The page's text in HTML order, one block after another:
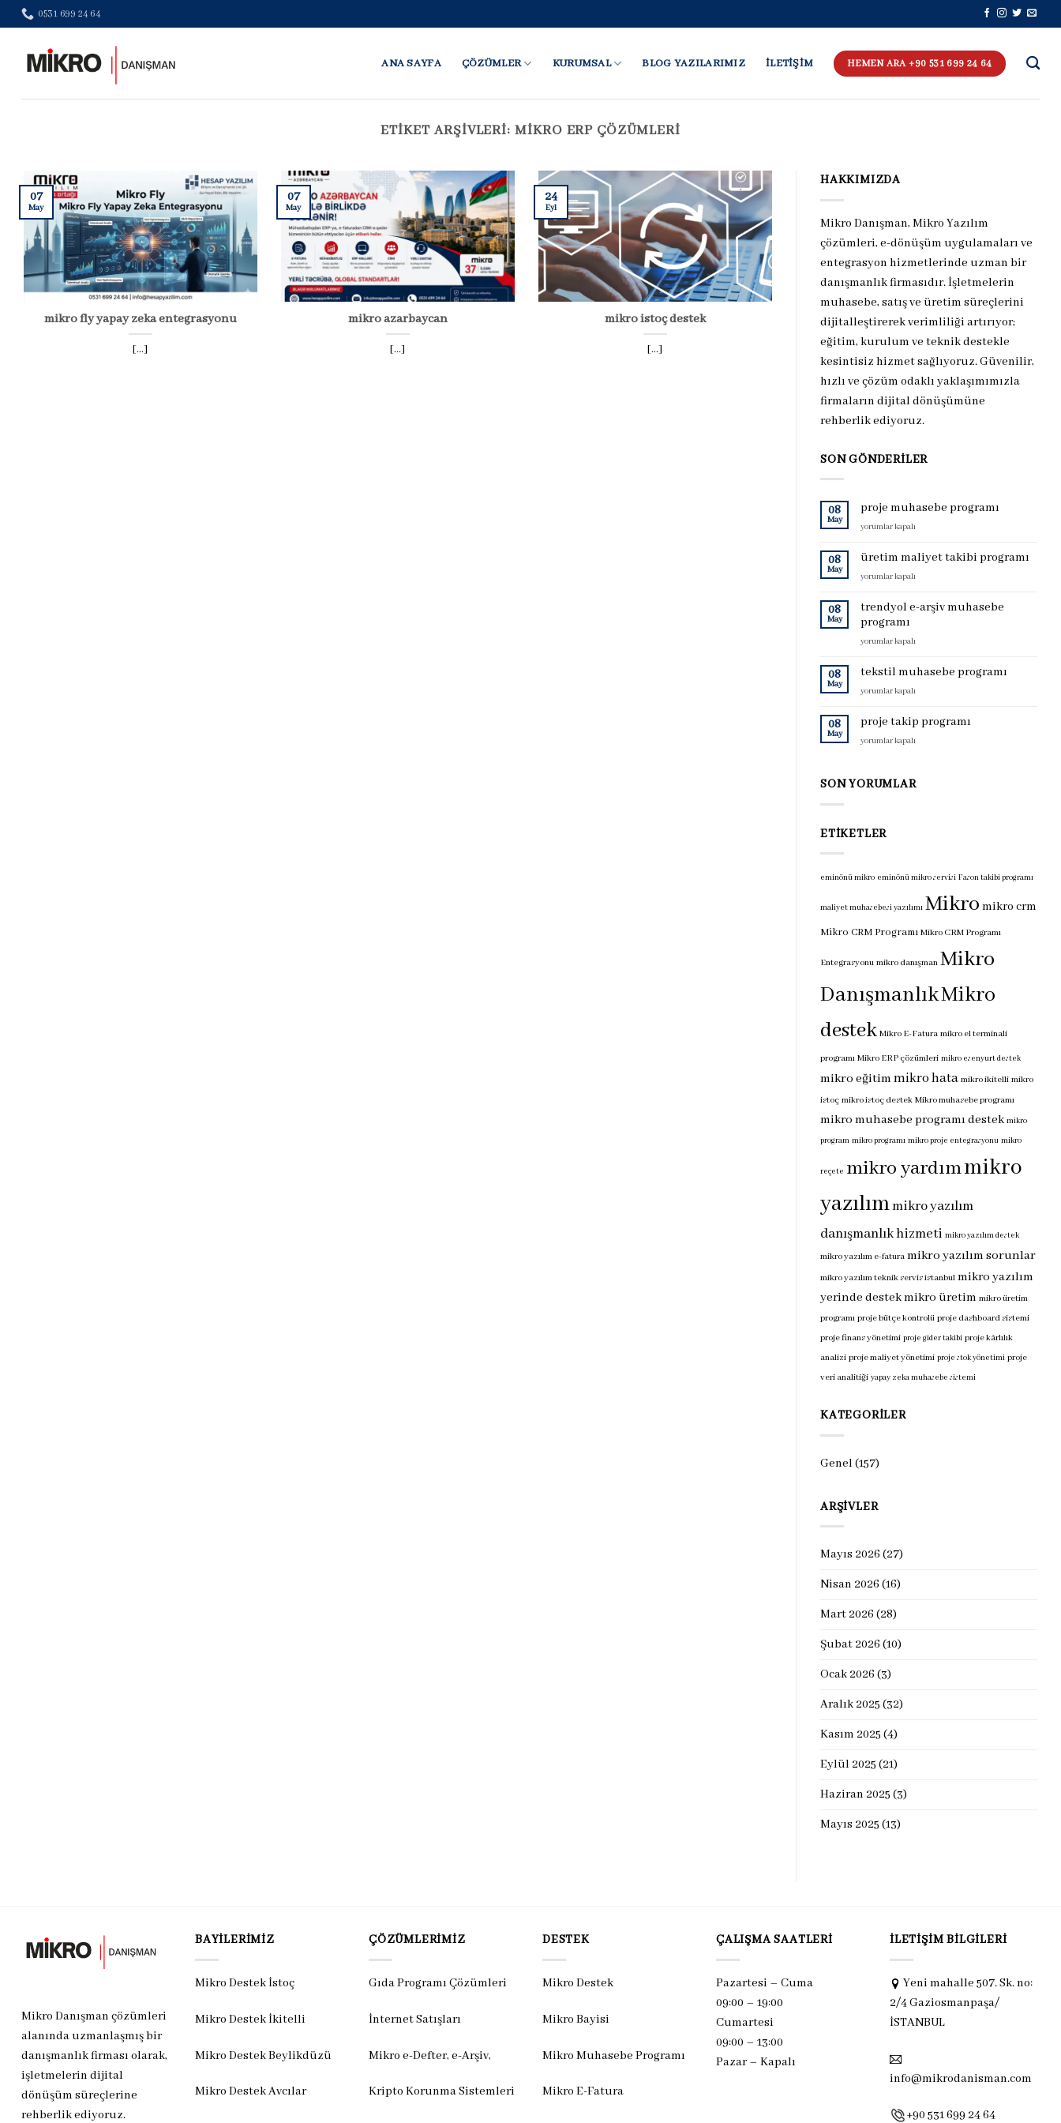
Skip
to
0531 699 24 64
ANA SAYFA ÇÖZÜMLER KURUMSAL BLOG YAZILARIMIZ İLETİŞİM HEMEN ARA +90 531 699 24 64
ETIKET ARŞIVLERI:MIKRO ERP ÇÖZÜMLERI
mikro fly yapay zeka entegrasyonu
[...]
07
May
mikro azarbaycan
[...]
07
May
mikro istoç destek
[...]
24
Eyl
HAKKIMIZDA
Mikro Danışman, Mikro Yazılım
çözümleri, e-dönüşüm uygulamaları ve
entegrasyon hizmetlerinde uzman bir
danışmanlık firmasıdır. İşletmelerin
muhasebe, satış ve üretim süreçlerini
dijitalleştirerek verimliliği artırıyor;
eğitim, kurulum ve teknik destekle
kesintisiz hizmet sağlıyoruz. Güvenilir,
hızlı ve çözüm odaklı yaklaşımımızla
firmaların dijital dönüşümüne
rehberlik ediyoruz.
SON GÖNDERILER
08
May
proje muhasebe programı
proje
programı
yorumlar kapalı
08
May
üretim maliyet takibi programı
üretim
takibi
için
yorumlar kapalı
08
May
trendyol e-arşiv muhasebe
programı
trendyol
arşiv
programı
yorumlar kapalı
08
May
tekstil muhasebe programı
tekstil
programı
yorumlar kapalı
08
May
proje takip programı
proje
için
yorumlar kapalı
SON YORUMLAR
ETIKETLER
eminönü mikro eminönü mikro servisi Fason takibi programı
maliyet muhasebesi yazılımı Mikro mikro crm
Mikro CRM Programı Mikro CRM Programı
Entegrasyonu mikro danışman Mikro
DanışmanlıkMikro
destek Mikro E-Fatura mikro el terminali
programı Mikro ERP çözümleri mikro esenyurt destek
mikro eğitimmikro hata mikro ikitelli mikro
istoç mikro istoç destek Mikro muhasebe programı
mikro muhasebe programı destek mikro
program mikro programı mikro proje entegrasyonu mikro
reçete mikro yardımmikro
yazılımmikro yazılım
danışmanlık hizmeti mikro yazılım destek
mikro yazılım e-fatura mikro yazılım sorunlar
mikro yazılım teknik servis istanbul mikro yazılım
yerinde destekmikro üretim mikro üretim
programı proje bütçe kontrolü proje dashboard sistemi
proje finans yönetimi proje gider takibi proje kârlılık
analizi proje maliyet yönetimi proje stok yönetimi proje
veri analitiği yapay zeka muhasebe sistemi
KATEGORILER
Genel(157)
ARŞIVLER
Mayıs 2026 (27)
Nisan 2026 (16)
Mart 2026 (28)
Şubat 2026 (10)
Ocak 2026 (3)
Aralık 2025 (32)
Kasım 2025 (4)
Eylül 2025 (21)
Haziran 2025 (3)
Mayıs 2025 (13)
Mikro Danışman çözümleri
alanında uzmanlaşmış bir
danışmanlık firması olarak,
işletmelerin dijital
dönüşüm süreçlerine
rehberlik ediyoruz.
BAYILERIMIZ
Mikro Destek İstoç
Mikro Destek İkitelli
Mikro Destek Beylikdüzü
Mikro Destek Avcılar
ÇÖZÜMLERIMIZ
Gıda Programı Çözümleri
İnternet Satışları
Mikro e-Defter, e-Arşiv,
Kripto Korunma Sistemleri
DESTEK
Mikro Destek
Mikro Bayisi
Mikro Muhasebe Programı
Mikro E-Fatura
ÇALIŞMA SAATLERI
Pazartesi – Cuma
09:00 – 19:00
Cumartesi
09:00 – 13:00
Pazar – Kapalı
İLETIŞIM BILGILERI
Yeni mahalle 507. Sk. no:
2/4 Gaziosmanpaşa/
İSTANBUL
info@mikrodanisman.com
+90 531 699 24 64